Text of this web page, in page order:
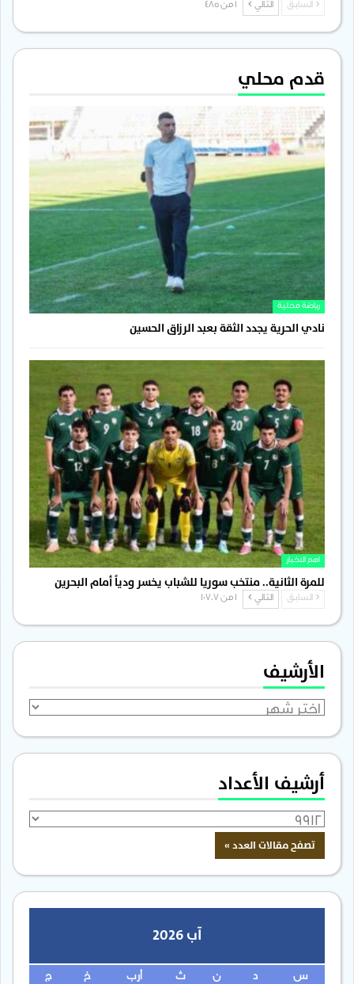
السابق التالي
قدم محلي
رياضة محلية
نادي الحرية يجدد الثقة بعبد الرزاق الحسين
اهم الاخبار
للمرة الثانية.. منتخب سوريا للشباب يخسر ودياً أمام البحرين
السابق التالي
الأرشيف
الأرشيف
أرشيف الأعداد
آب 2026
س ن ث أرب خ ج